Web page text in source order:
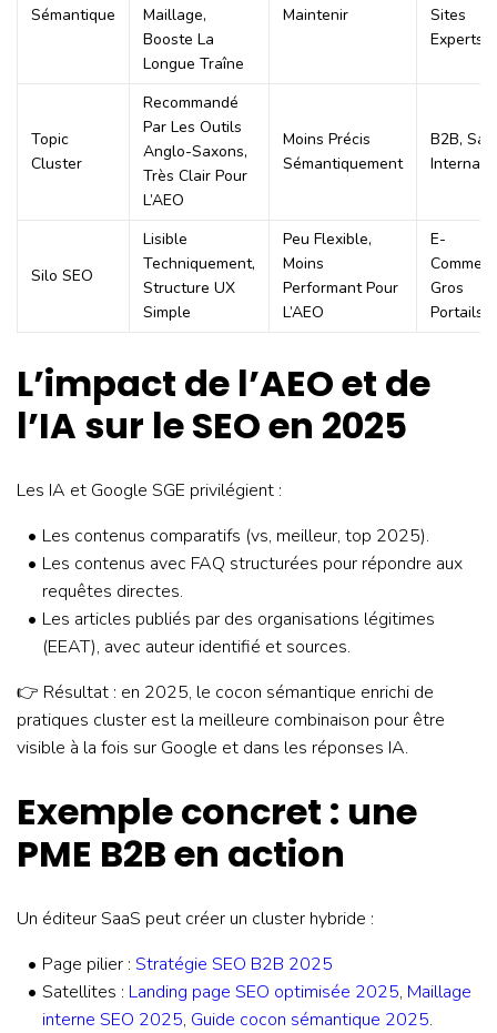
Sémantique
Maillage,
Booste La
Longue Traîne
Maintenir
Sites
Experts
Topic
Cluster
Recommandé
Par Les Outils
Anglo-Saxons,
Très Clair Pour
L’AEO
Moins Précis
Sémantiquement
B2B,
Silo SEO
Lisible
Techniquement,
Structure UX
Simple
Peu Flexible,
Moins
Performant Pour
L’AEO
E-
Gros
Portails
L’impact de l’AEO et de
l’IA sur le SEO en 2025
Les IA et Google SGE privilégient :
Les contenus comparatifs (vs, meilleur, top 2025).
Les contenus avec FAQ structurées pour répondre aux
requêtes directes.
Les articles publiés par des organisations légitimes
(EEAT), avec auteur identifié et sources.
👉 Résultat : en 2025, le cocon sémantique enrichi de
pratiques cluster est la meilleure combinaison pour être
visible à la fois sur Google et dans les réponses IA.
Exemple concret : une
PME B2B en action
Un éditeur SaaS peut créer un cluster hybride :
Page pilier : Stratégie SEO B2B 2025
Satellites : Landing page SEO optimisée 2025, Maillage
interne SEO 2025, Guide cocon sémantique 2025.